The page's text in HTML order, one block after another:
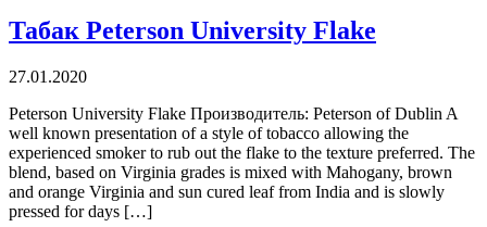
Табак Peterson University Flake
27.01.2020
Peterson University Flake Производитель: Peterson of Dublin A
well known presentation of a style of tobacco allowing the
experienced smoker to rub out the flake to the texture preferred. The
blend, based on Virginia grades is mixed with Mahogany, brown
and orange Virginia and sun cured leaf from India and is slowly
pressed for days […]